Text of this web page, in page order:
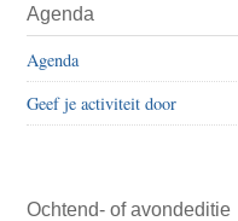
Agenda
Agenda
Geef je activiteit door
Ochtend- of avondeditie